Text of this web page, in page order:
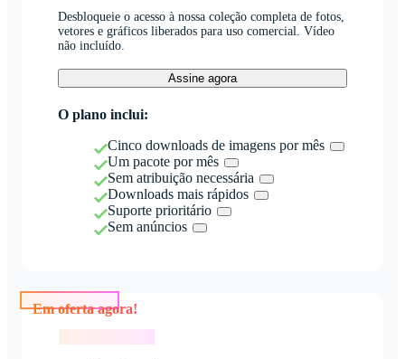
Desbloqueie o acesso à nossa coleção completa de fotos,
vetores e gráficos liberados para uso comercial. Vídeo
não incluído.
Assine agora
O plano inclui:
Cinco downloads de imagens por mês
Um pacote por mês
Sem atribuição necessária
Downloads mais rápidos
Suporte prioritário
Sem anúncios